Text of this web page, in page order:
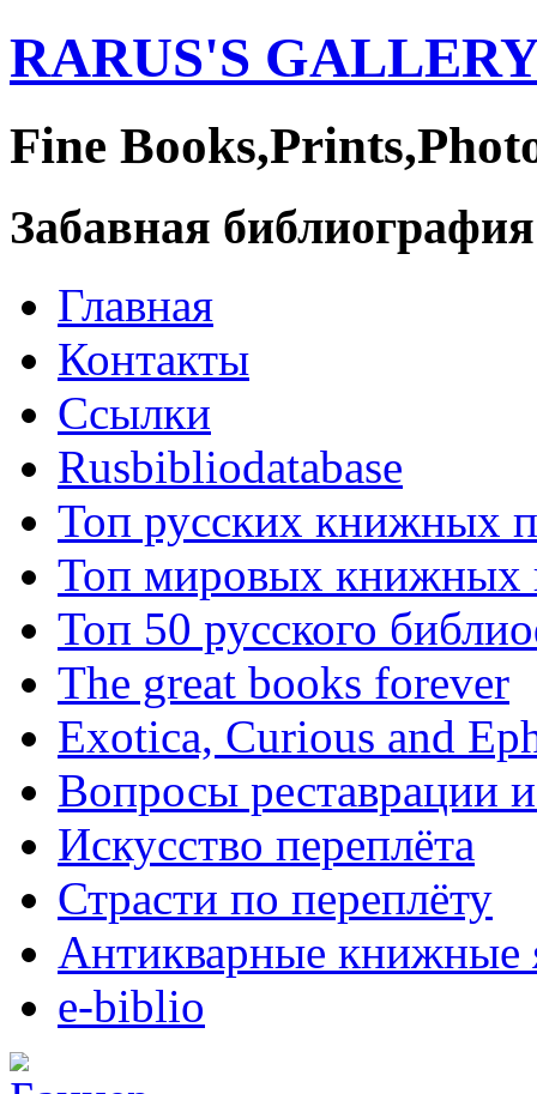
RARUS'S
Fine
Забавная библиография
Главная
Контакты
Ссылки
Rusbibliodatabase
Топ русских книжных
Топ мировых книжных
Топ 50 русского
The great books forever
Exotica, Curious and
Вопросы реставрации
Искусство переплёта
Страсти по переплёту
Антикварные книжные
e-biblio